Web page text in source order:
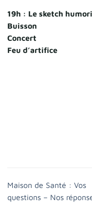
19h : Le sketch
Buisson
Concert
Feu d’artifice
Maison de Santé : Vos
questions – Nos